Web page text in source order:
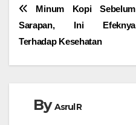
Navigasi
pos
Minum Kopi Sebelum
Sarapan, Ini Efeknya
Terhadap Kesehatan
ByAsrul R